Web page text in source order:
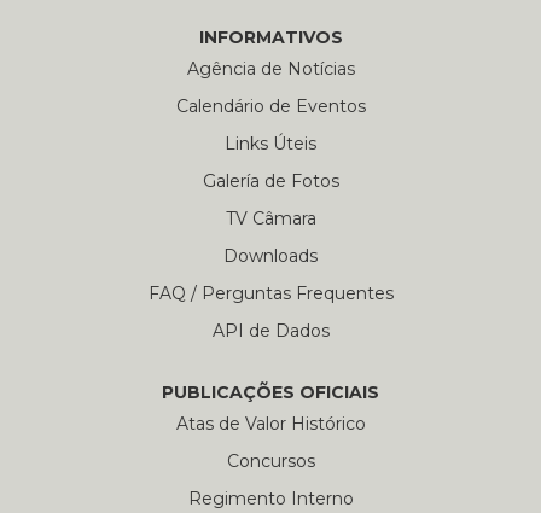
INFORMATIVOS
Agência de Notícias
Calendário de Eventos
Links Úteis
Galería de Fotos
TV Câmara
Downloads
FAQ / Perguntas Frequentes
API de Dados
PUBLICAÇÕES OFICIAIS
Atas de Valor Histórico
Concursos
Regimento Interno